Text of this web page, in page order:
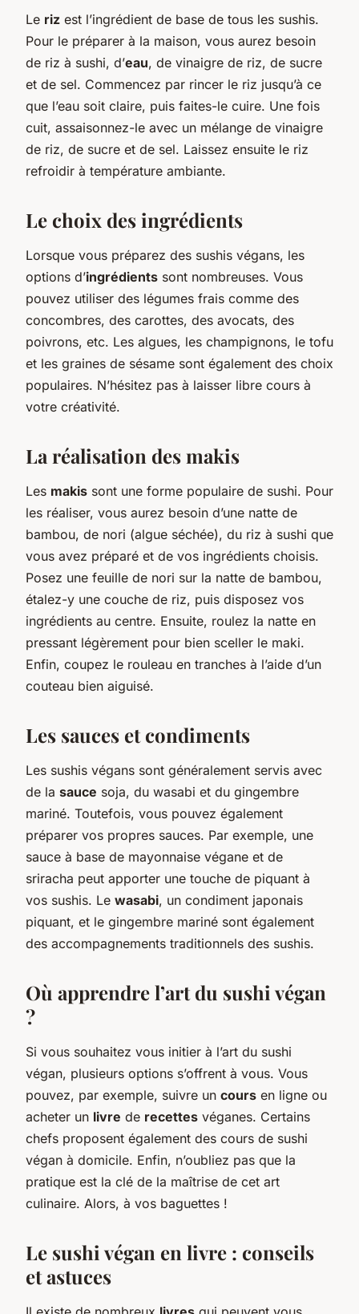
Le riz est l’ingrédient de base de tous les sushis.
Pour le préparer à la maison, vous aurez besoin
de riz à sushi, d’eau, de vinaigre de riz, de sucre
et de sel. Commencez par rincer le riz jusqu’à ce
que l’eau soit claire, puis faites-le cuire. Une fois
cuit, assaisonnez-le avec un mélange de vinaigre
de riz, de sucre et de sel. Laissez ensuite le riz
refroidir à température ambiante.
Le choix des ingrédients
Lorsque vous préparez des sushis végans, les
options d’ingrédients sont nombreuses. Vous
pouvez utiliser des légumes frais comme des
concombres, des carottes, des avocats, des
poivrons, etc. Les algues, les champignons, le tofu
et les graines de sésame sont également des choix
populaires. N’hésitez pas à laisser libre cours à
votre créativité.
La réalisation des makis
Les makis sont une forme populaire de sushi. Pour
les réaliser, vous aurez besoin d’une natte de
bambou, de nori (algue séchée), du riz à sushi que
vous avez préparé et de vos ingrédients choisis.
Posez une feuille de nori sur la natte de bambou,
étalez-y une couche de riz, puis disposez vos
ingrédients au centre. Ensuite, roulez la natte en
pressant légèrement pour bien sceller le maki.
Enfin, coupez le rouleau en tranches à l’aide d’un
couteau bien aiguisé.
Les sauces et condiments
Les sushis végans sont généralement servis avec
de la sauce soja, du wasabi et du gingembre
mariné. Toutefois, vous pouvez également
préparer vos propres sauces. Par exemple, une
sauce à base de mayonnaise végane et de
sriracha peut apporter une touche de piquant à
vos sushis. Le wasabi, un condiment japonais
piquant, et le gingembre mariné sont également
des accompagnements traditionnels des sushis.
Où apprendre l’art du sushi végan
?
Si vous souhaitez vous initier à l’art du sushi
végan, plusieurs options s’offrent à vous. Vous
pouvez, par exemple, suivre un cours en ligne ou
acheter un livre de recettes véganes. Certains
chefs proposent également des cours de sushi
végan à domicile. Enfin, n’oubliez pas que la
pratique est la clé de la maîtrise de cet art
culinaire. Alors, à vos baguettes !
Le sushi végan en livre : conseils
et astuces